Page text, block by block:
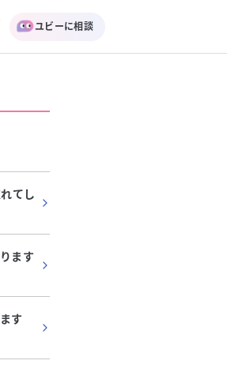
ユビーに相談
てし
ます
す